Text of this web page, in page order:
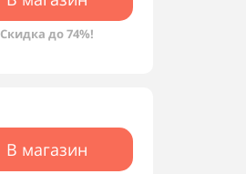
Скидка до 74%!
В магазин